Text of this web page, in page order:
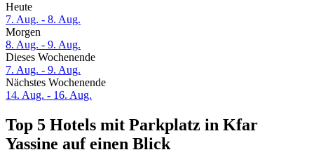
Heute
7. Aug. - 8. Aug.
Morgen
8. Aug. - 9. Aug.
Dieses Wochenende
7. Aug. - 9. Aug.
Nächstes Wochenende
14. Aug. - 16. Aug.
Top 5 Hotels mit Parkplatz in Kfar
Yassine auf einen Blick